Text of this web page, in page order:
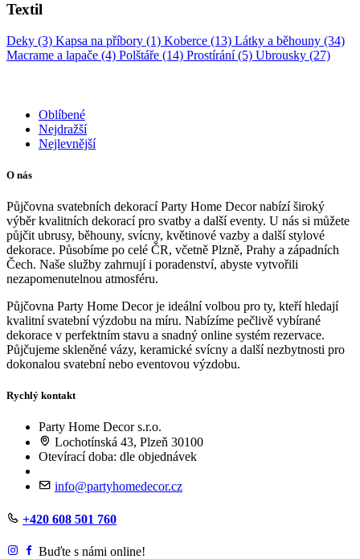
Textil
Deky (3) Kapsa na příbory (1) Koberce (13) Látky a běhouny (34)
Macrame a lapače (4) Polštáře (14) Prostírání (5) Ubrousky (27)
Oblíbené
Nejdražší
Nejlevnější
O nás
Půjčovna svatebních dekorací Party Home Decor nabízí široký
výběr kvalitních dekorací pro svatby a další eventy. U nás si můžete
půjčit ubrusy, běhouny, svícny, květinové vazby a další stylové
dekorace. Působíme po celé ČR, včetně Plzně, Prahy a západních
Čech. Naše služby zahrnují i poradenství, abyste vytvořili
nezapomenutelnou atmosféru.
Půjčovna Party Home Decor je ideální volbou pro ty, kteří hledají
kvalitní svatební výzdobu na míru. Nabízíme pečlivě vybírané
dekorace v perfektním stavu a snadný online systém rezervace.
Půjčujeme skleněné vázy, keramické svícny a další nezbytnosti pro
dokonalou svatební nebo eventovou výzdobu.
Rychlý kontakt
Party Home Decor s.r.o.
Lochotínská 43, Plzeň 30100
Otevírací doba: dle objednávek
info@partyhomedecor.cz
+420 608 501 760
Buďte s námi online!